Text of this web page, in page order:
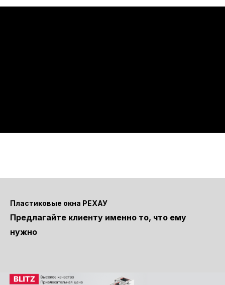
Пластиковые окна РЕХАУ
Предлагайте клиенту именно то, что ему
нужно